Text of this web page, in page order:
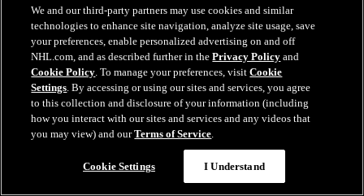
5:34
Hischiers bisher beste OT-Siegtore als Devil
Hischiers entscheidende Momente bleiben in New Jersey
We and our third-party partners may use cookies and similar
technologies to enhance site navigation, analyze site usage, save
your preferences, enable personalized advertising on and off
NHL.com, and as described further in thePrivacy Policy and
Cookie Policy. To manage your preferences, visitCookie
Settings. By accessing or using our sites and services, you agree
to this collection and disclosure of your information (including
how you interact with our sites and services and any videos that
you may view) and ourTerms of Service.
Cookie Settings I Understand